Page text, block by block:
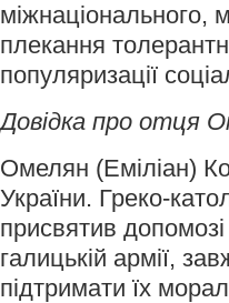
міжнаціонального,
плекання
популяризації
Довідка про отця
Омелян (Еміліан)
України. Греко-
присвятив
галицькій армії,
підтримати їх